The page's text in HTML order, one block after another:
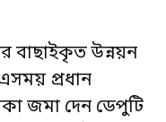
বাছাইকৃত উন্নয়ন
প্রধান
জমা দেন ডেপুটি